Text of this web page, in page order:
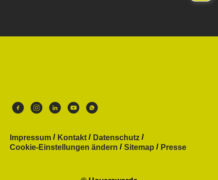
Impressum Kontakt
Datenschutz
Cookie-Einstellungen ändern
Sitemap Presse